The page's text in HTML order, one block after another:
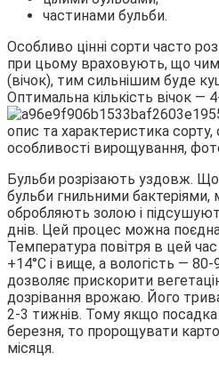
частинами бульби.
Особливо цінні сорти часто
при цьому враховують, що
(вічок), тим сильнішим буде
Оптимальна кількість вічок —
Бульби розрізають уздовж.
бульби гнильними бактеріями,
обробляють золою і
днів. Цей процес можна
Температура повітря в цей
+14°С і вище, а вологість —
дозволяє прискорити
дозрівання врожаю. Його
2-3 тижнів. Тому якщо посадка
березня, то пророщувати
місяця.